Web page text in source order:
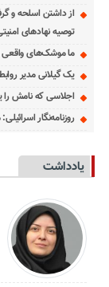
از داشتن اسلحه و
توصیه نهادهای
ما موشک‌های واقعی
یک گیلانی مدیر
اجلاسی که نامش را
روزنامه‌نگار
یادداشت